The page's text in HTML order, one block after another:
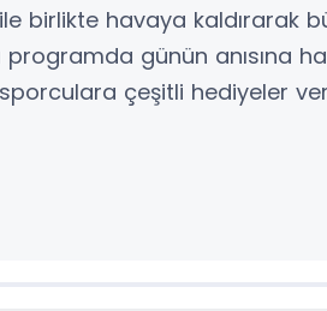
birlikte havaya kaldırarak
programda günün anısına
çeşitli hediyeler